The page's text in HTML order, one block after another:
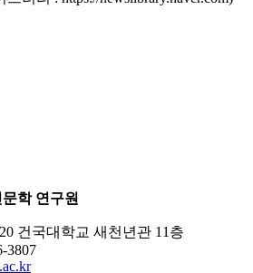
학 연구원
건국대학교 새천년관 11층
3807